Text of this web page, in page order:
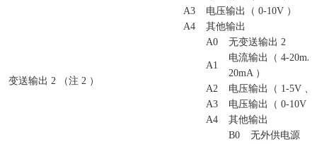
A3
电压输出（ 0-10V ）
A4
其他输出
变送输出 2 （注 2 ）
A0 无变送输出 2
A1
电流输出（ 4-20mA
20mA ）
A2
电压输出（ 1-5V 、
A3
电压输出（ 0-10V
A4
其他输出
B0 无外供电源